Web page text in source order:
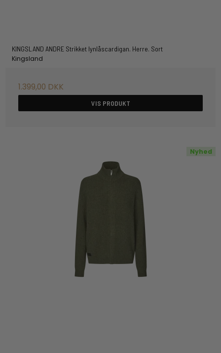
KINGSLAND ANDRE Strikket lynlåscardigan. Herre. Sort
Kingsland
1.399,00 DKK
VIS PRODUKT
Nyhed